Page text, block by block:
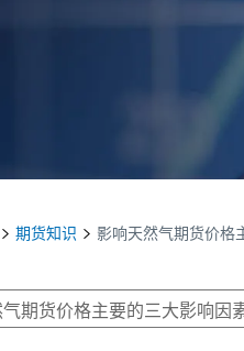
期货知识 影响天然气期货价格